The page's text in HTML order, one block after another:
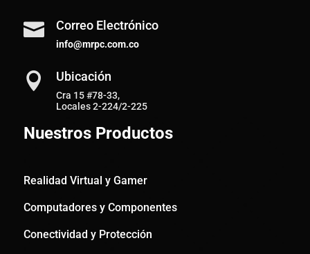
 Correo Electrónico
info@mrpc.com.co
 Ubicación
Cra 15 #78-33,
Locales 2-224/2-225
Nuestros Productos
Realidad Virtual y Gamer
Computadores y Componentes
Conectividad y Protección